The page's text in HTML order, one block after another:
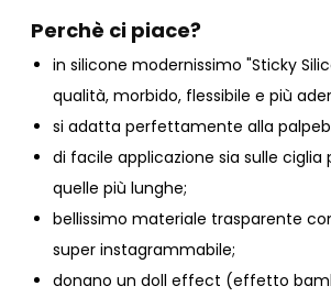
Perchè ci piace?
in silicone modernissimo "Sticky
qualità, morbido, flessibile e più
si adatta perfettamente alla
di facile applicazione sia sulle ciglia
quelle più lunghe;
bellissimo materiale trasparente
super instagrammabile;
donano un doll effect (effetto